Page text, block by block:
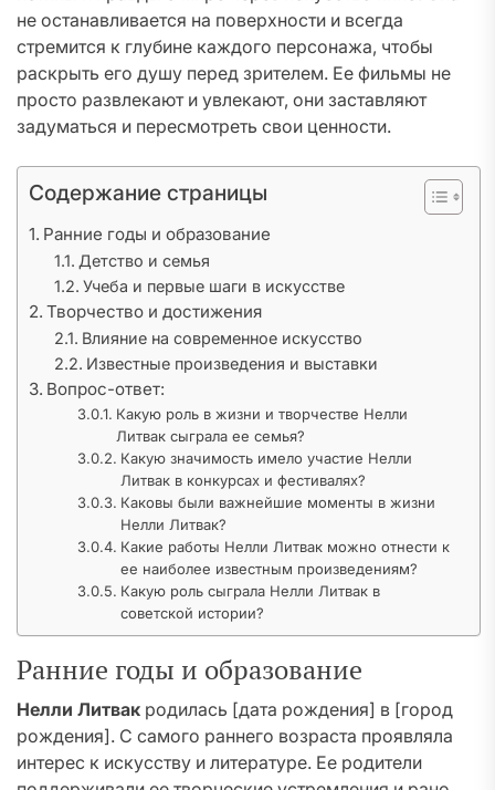
не останавливается на поверхности и всегда
стремится к глубине каждого персонажа, чтобы
раскрыть его душу перед зрителем. Ее фильмы не
просто развлекают и увлекают, они заставляют
задуматься и пересмотреть свои ценности.
Содержание страницы
Ранние годы и образование
Детство и семья
Учеба и первые шаги в искусстве
Творчество и достижения
Влияние на современное искусство
Известные произведения и выставки
Вопрос-ответ:
Какую роль в жизни и творчестве Нелли
Литвак сыграла ее семья?
Какую значимость имело участие Нелли
Литвак в конкурсах и фестивалях?
Каковы были важнейшие моменты в жизни
Нелли Литвак?
Какие работы Нелли Литвак можно отнести к
ее наиболее известным произведениям?
Какую роль сыграла Нелли Литвак в
советской истории?
Ранние годы и образование
Нелли Литвак родилась [дата рождения] в [город
рождения]. С самого раннего возраста проявляла
интерес к искусству и литературе. Ее родители